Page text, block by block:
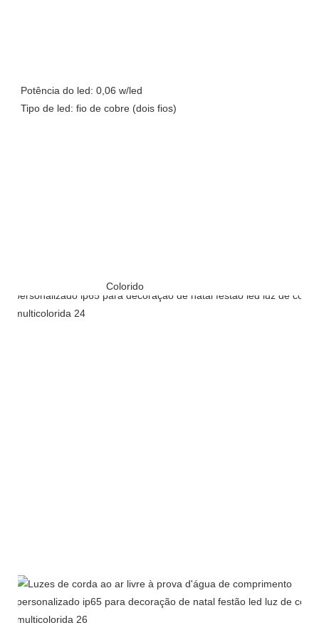
Potência do led: 0,06 w/led
Tipo de led: fio de cobre (dois fios)
Colorido